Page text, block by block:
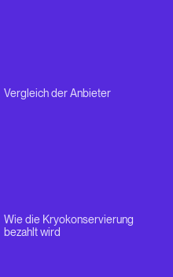
Vergleich der Anbieter
Wie die Kryokonservierung
bezahlt wird